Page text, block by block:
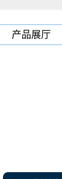
产品展厅